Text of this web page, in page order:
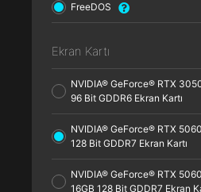
FreeDOS
Ekran Kartı
NVIDIA® GeForce® RTX
96 Bit GDDR6 Ekran Kartı
NVIDIA® GeForce® RTX
128 Bit GDDR7 Ekran Kartı
NVIDIA® GeForce® RTX
16GB 128 Bit GDDR7 Ekran